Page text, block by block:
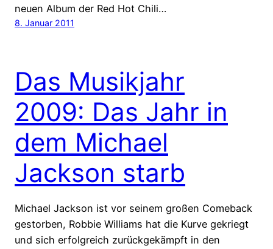
neuen Album der Red Hot Chili…
8. Januar 2011
Das Musikjahr
2009: Das Jahr in
dem Michael
Jackson starb
Michael Jackson ist vor seinem großen Comeback
gestorben, Robbie Williams hat die Kurve gekriegt
und sich erfolgreich zurückgekämpft in den